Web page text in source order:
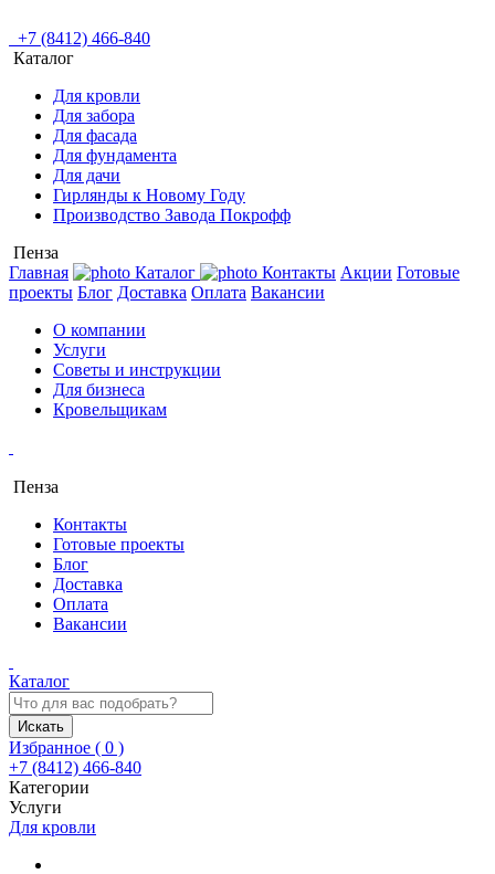
+7 (8412) 466-840
Каталог
Для кровли
Для забора
Для фасада
Для фундамента
Для дачи
Гирлянды к Новому Году
Производство Завода Покрофф
Пенза
Главная
Каталог Контакты Акции Готовые
проекты Блог Доставка Оплата Вакансии
О компании
Услуги
Советы и инструкции
Для бизнеса
Кровельщикам
Пенза
Контакты
Готовые проекты
Блог
Доставка
Оплата
Вакансии
Каталог
Искать
Избранное ( 0 )
+7 (8412) 466-840
Категории
Услуги
Для кровли